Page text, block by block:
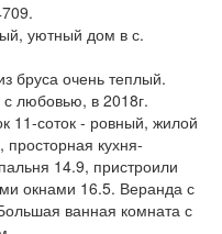
Погода
уютный дом в с.
бруса очень теплый.
любовью, в 2018г.
11-соток - ровный, жилой
кухня-
14.9, пристроили
окнами 16.5. Веранда с
ванная комната с